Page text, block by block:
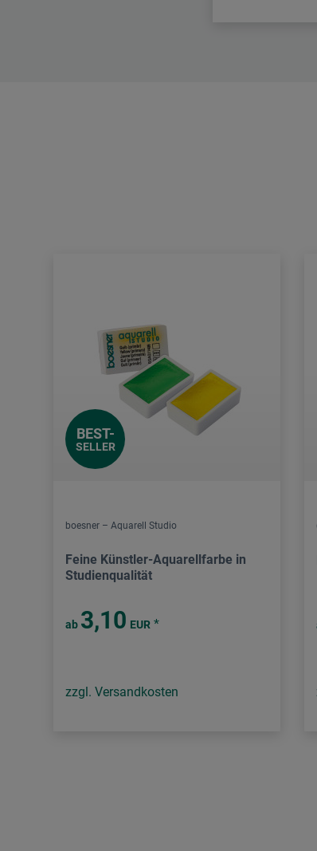
BEST-
SELLER
boesner – Aquarell Studio
Feine Künstler-Aquarellfarbe in
Studienqualität
ab 3,10 EUR *
zzgl. Versandkosten